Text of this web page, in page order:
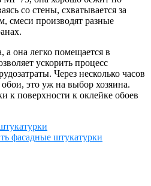
со стены, схватывается за
смеси производят разные
она легко помещается в
ускорить процесс
Через несколько часов
это уж на выбор хозяина.
к поверхности к оклейке обоев
фасадные штукатурки